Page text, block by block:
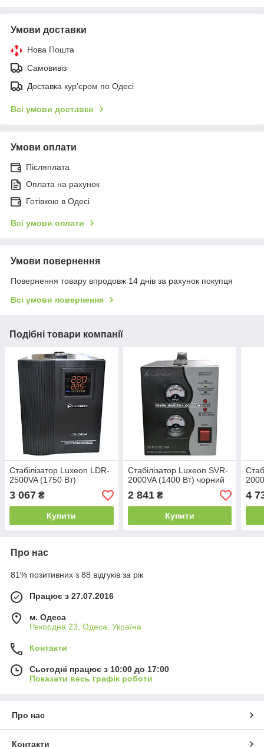
Умови доставки
Нова Пошта
Самовивіз
Доставка кур'єром по Одесі
Всі умови доставки
Умови оплати
Післяплата
Оплата на рахунок
Готівкою в Одесі
Всі умови оплати
Умови повернення
Повернення товару впродовж 14 днів за рахунок покупця
Всі умови повернення
Подібні товари компанії
Стабілізатор Luxeon LDR-
2500VA (1750 Вт)
3 067 ₴
Купити
Стабілізатор Luxeon SVR-
2000VA (1400 Вт) чорний
2 841₴
Купити
4
Про нас
81% позитивних з 88 відгуків за рік
Працює з 27.07.2016
м. Одеса
Рекордна 23, Одеса, Україна
Контакти
Сьогодні працює з 10:00 до 17:00
Показати весь графік роботи
Про нас
Контакти